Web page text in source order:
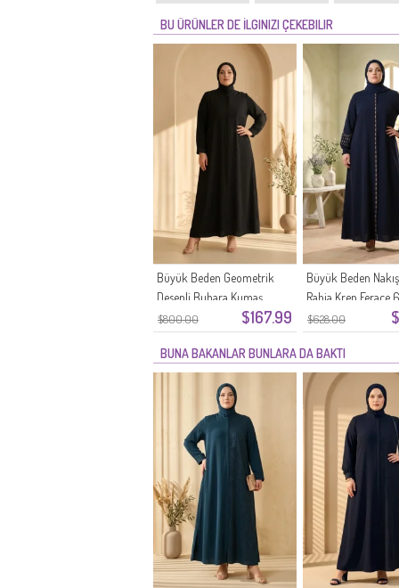
BU ÜRÜNLER DE İLGINIZI ÇEKEBILIR
$800.00 $167.99
Büyük Beden Geometrik
Desenli Buhara Kumaş
Ferace 6375-07 Siyah
$628.00
Büyük Beden
Rabia Krep Ferace
Lacivert
BUNA BAKANLAR BUNLARA DA BAKTI